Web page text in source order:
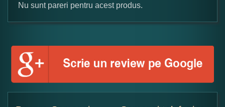
Formular pareri client
Numele dumneavoastra:
Nu sunt pareri pentru acest produs.